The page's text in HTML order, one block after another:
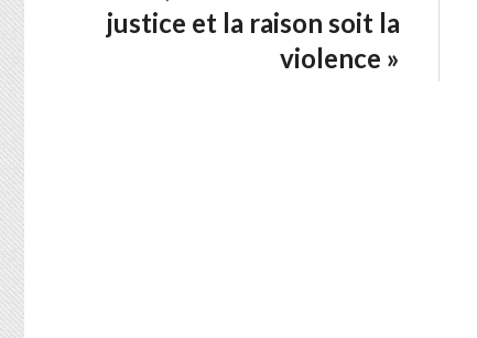
justice et la raison soit la
violence »